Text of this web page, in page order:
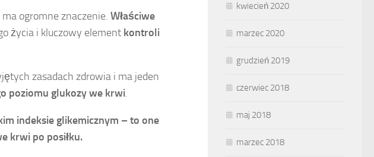
ogromne znaczenie. Właściwe
życia i kluczowy element kontroli
zasadach zdrowia i ma jeden
poziomu glukozy we krwi.
indeksie glikemicznym – to one
krwi po posiłku.
kwiecień 2020
marzec 2020
grudzień 2019
czerwiec 2018
maj 2018
marzec 2018